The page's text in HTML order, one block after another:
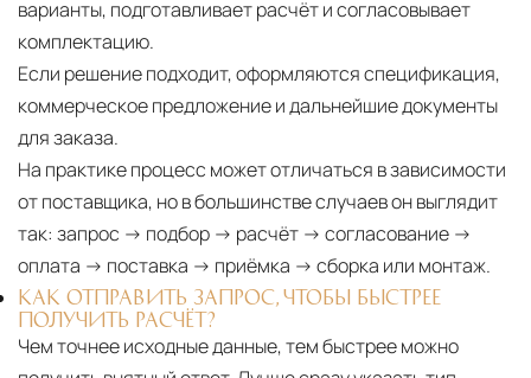
варианты, подготавливает расчёт и согласовывает
комплектацию.
Если решение подходит, оформляются спецификация,
коммерческое предложение и дальнейшие документы
для заказа.
На практике процесс может отличаться в зависимости
от поставщика, но в большинстве случаев он выглядит
так: запрос → подбор → расчёт → согласование →
оплата → поставка → приёмка → сборка или монтаж.
КАК ОТПРАВИТЬ ЗАПРОС, ЧТОБЫ БЫСТРЕЕ
ПОЛУЧИТЬ РАСЧЁТ?
Чем точнее исходные данные, тем быстрее можно